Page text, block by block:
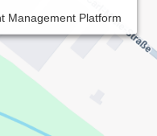
Management Platform